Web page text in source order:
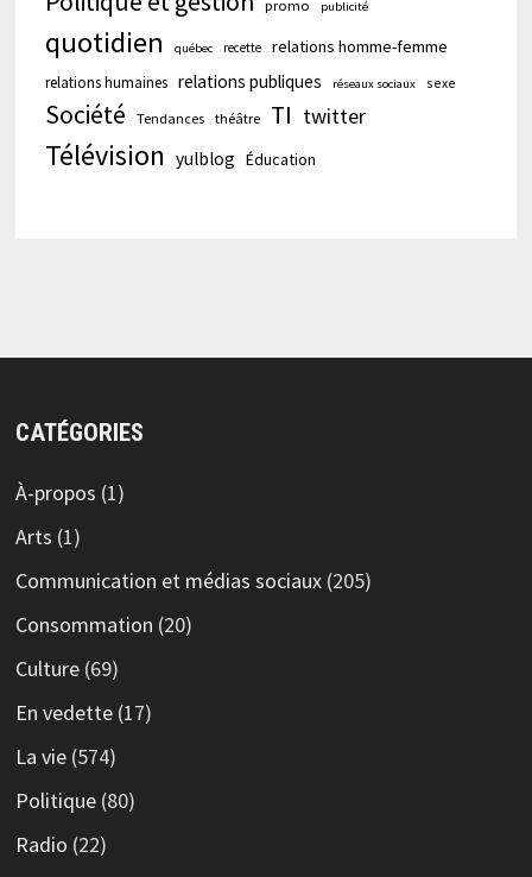
promo publicité
quotidien québec recette relations homme-femme
relations humaines relations publiques réseaux sociaux sexe
Société Tendances théâtre TI twitter
Télévision yulblog Éducation
CATÉGORIES
À-propos (1)
Arts (1)
Communication et médias sociaux(205)
Consommation (20)
Culture(69)
En vedette(17)
La vie(574)
Politique(80)
Radio (22)